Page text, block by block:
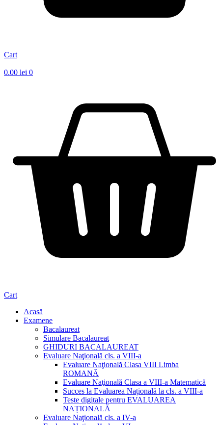
Cart
0.00 lei 0
Cart
Acasă
Examene
Bacalaureat
Simulare Bacalaureat
GHIDURI BACALAUREAT
Evaluare Naţională cls. a VIII-a
Evaluare Naţională Clasa VIII Limba
ROMANĂ
Evaluare Naţională Clasa a VIII-a Matematică
Succes la Evaluarea Națională la cls. a VIII-a
Teste digitale pentru EVALUAREA
NAȚIONALĂ
Evaluare Naţională cls. a IV-a